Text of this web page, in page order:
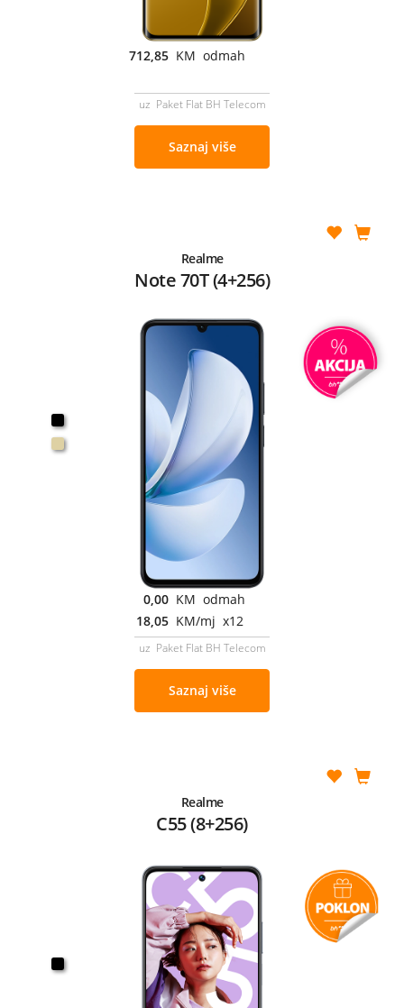
712,85 KM odmah
uz Paket Flat BH Telecom
Saznaj više
Realme
Note 70T (4+256)
0,00 KM odmah
18,05 KM/mj x12
uz Paket Flat BH Telecom
Saznaj više
Realme
C55 (8+256)